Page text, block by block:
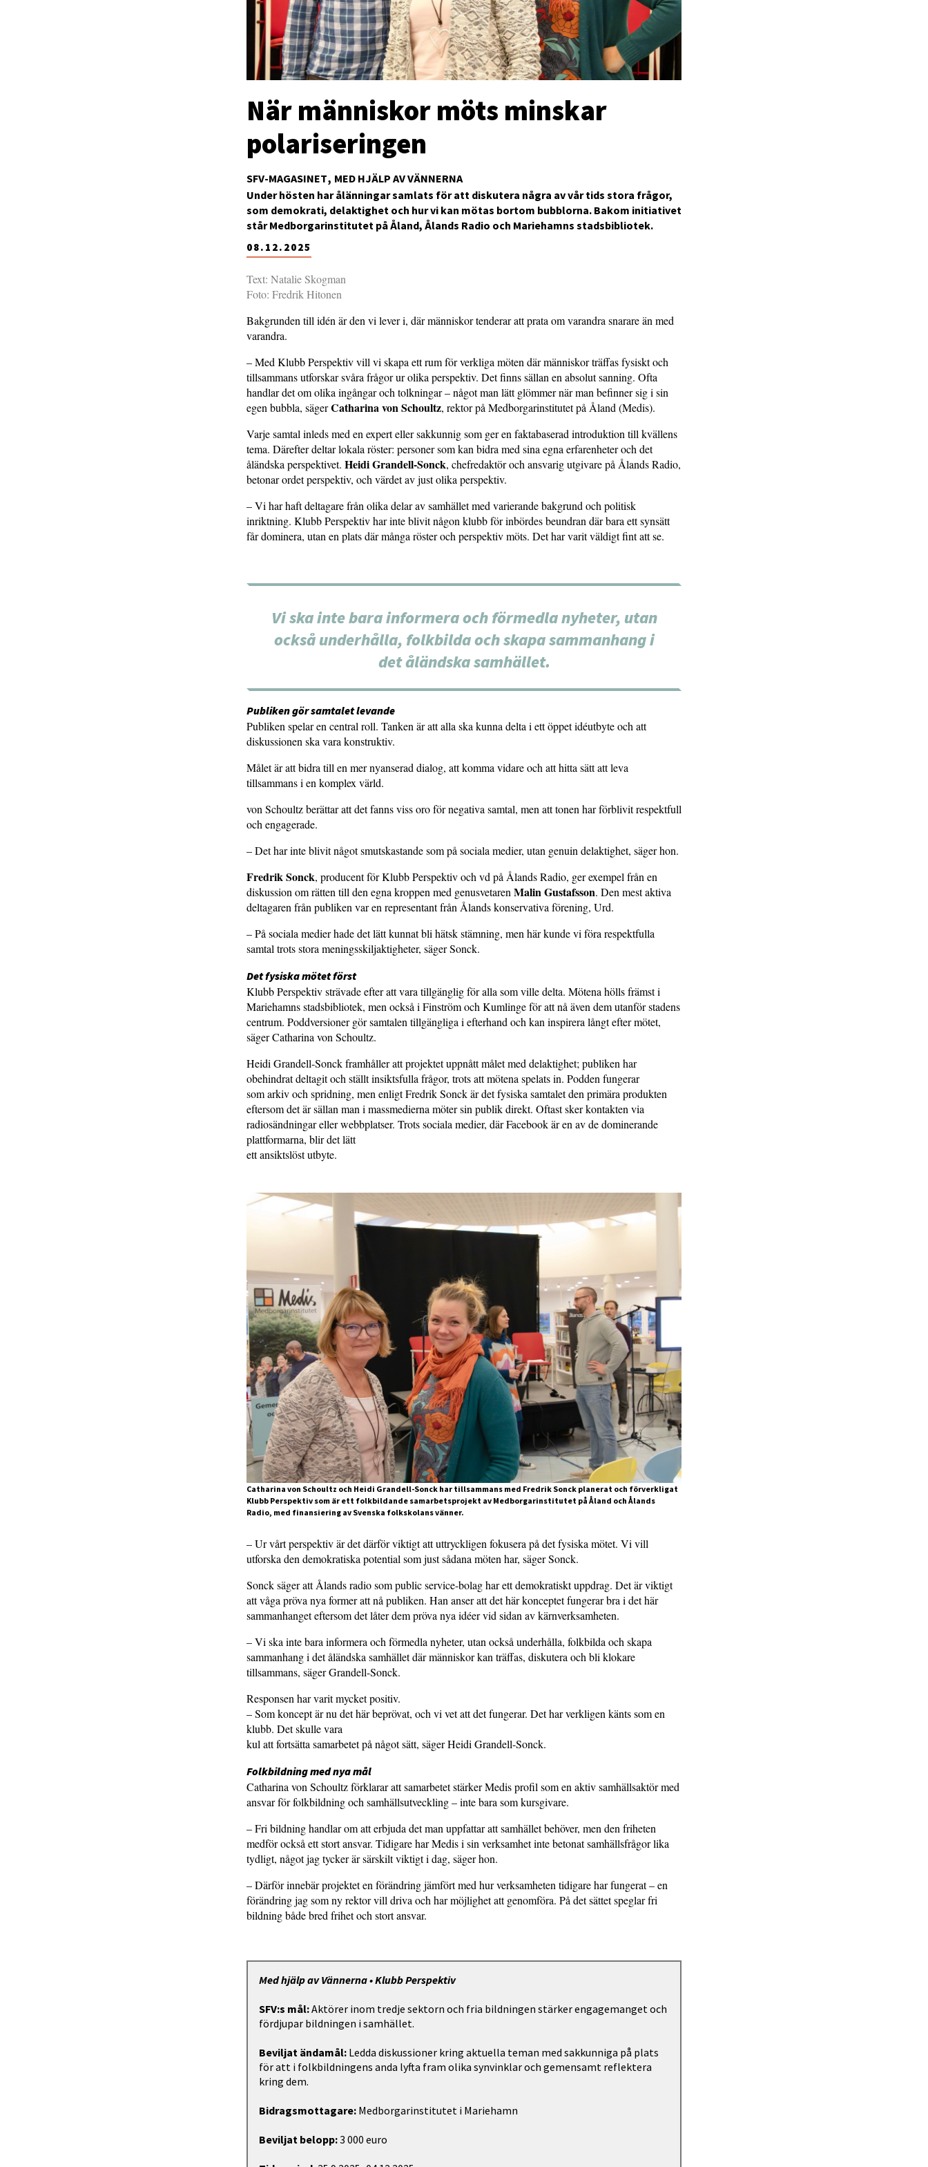
SFV-MAGASINET MED HJÄLP AV VÄNNERNA
När människor möts minskar
polariseringen
08.12.2025
Under hösten har ålänningar samlats för att diskutera några av vår tids stora frågor,
som demokrati, delaktighet och hur vi kan mötas bortom bubblorna. Bakom initiativet
står Medborgarinstitutet på Åland, Ålands Radio och Mariehamns stadsbibliotek.
Text: Natalie Skogman
Foto: Fredrik Hitonen
Bakgrunden till idén är den vi lever i, där människor tenderar att prata om varandra snarare än med
varandra.
– Med Klubb Perspektiv vill vi skapa ett rum för verkliga möten där människor träffas fysiskt och
tillsammans utforskar svåra frågor ur olika perspektiv. Det finns sällan en absolut sanning. Ofta
handlar det om olika ingångar och tolkningar – något man lätt glömmer när man befinner sig i sin
egen bubbla, sägerCatharina von Schoultz, rektor på Medborgarinstitutet på Åland (Medis).
Varje samtal inleds med en expert eller sakkunnig som ger en faktabaserad introduktion till kvällens
tema. Därefter deltar lokala röster: personer som kan bidra med sina egna erfarenheter och det
åländska perspektivet. Heidi Grandell-Sonck, chefredaktör och ansvarig utgivare på Ålands Radio,
betonar ordet perspektiv, och värdet av just olika perspektiv.
– Vi har haft deltagare från olika delar av samhället med varierande bakgrund och politisk
inriktning. Klubb Perspektiv har inte blivit någon klubb för inbördes beundran där bara ett synsätt
får dominera, utan en plats där många röster och perspektiv möts. Det har varit väldigt fint att se.
Vi ska inte bara informera och förmedla nyheter, utan
också underhålla, folkbilda och skapa sammanhang i
det åländska samhället.
Publiken gör samtalet levande
Publiken spelar en central roll. Tanken är att alla ska kunna delta i ett öppet idéutbyte och att
diskussionen ska vara konstruktiv.
Målet är att bidra till en mer nyanserad dialog, att komma vidare och att hitta sätt att leva
tillsammans i en komplex värld.
von Schoultz berättar att det fanns viss oro för negativa samtal, men att tonen har förblivit respektfull
och engagerade.
– Det har inte blivit något smutskastande som på sociala medier, utan genuin delaktighet, säger hon.
Fredrik Sonck, producent för Klubb Perspektiv och vd på Ålands Radio, ger exempel från en
diskussion om rätten till den egna kroppen med genusvetaren Malin Gustafsson. Den mest aktiva
deltagaren från publiken var en representant från Ålands konservativa förening, Urd.
– På sociala medier hade det lätt kunnat bli hätsk stämning, men här kunde vi föra respektfulla
samtal trots stora meningsskiljaktigheter, säger Sonck.
Det fysiska mötet först
Klubb Perspektiv strävade efter att vara tillgänglig för alla som ville delta. Mötena hölls främst i
Mariehamns stadsbibliotek, men också i Finström och Kumlinge för att nå även dem utanför stadens
centrum. Poddversioner gör samtalen tillgängliga i efterhand och kan inspirera långt efter mötet,
säger Catharina von Schoultz.
Heidi Grandell-Sonck framhåller att projektet uppnått målet med delaktighet; publiken har
obehindrat deltagit och ställt insiktsfulla frågor, trots att mötena spelats in. Podden fungerar
som arkiv och spridning, men enligt Fredrik Sonck är det fysiska samtalet den primära produkten
eftersom det är sällan man i massmedierna möter sin publik direkt. Oftast sker kontakten via
radiosändningar eller webbplatser. Trots sociala medier, där Facebook är en av de dominerande
plattformarna, blir det lätt
ett ansiktslöst utbyte.
Catharina von Schoultz och Heidi Grandell-Sonck har tillsammans med Fredrik Sonck planerat och förverkligat
Klubb Perspektiv som är ett folkbildande samarbetsprojekt av Medborgarinstitutet på Åland och Ålands
Radio, med finansiering av Svenska folkskolans vänner.
– Ur vårt perspektiv är det därför viktigt att uttryckligen fokusera på det fysiska mötet. Vi vill
utforska den demokratiska potential som just sådana möten har, säger Sonck.
Sonck säger att Ålands radio som public service-bolag har ett demokratiskt uppdrag. Det är viktigt
att våga pröva nya former att nå publiken. Han anser att det här konceptet fungerar bra i det här
sammanhanget eftersom det låter dem pröva nya idéer vid sidan av kärnverksamheten.
– Vi ska inte bara informera och förmedla nyheter, utan också underhålla, folkbilda och skapa
sammanhang i det åländska samhället där människor kan träffas, diskutera och bli klokare
tillsammans, säger Grandell-Sonck.
Responsen har varit mycket positiv.
– Som koncept är nu det här beprövat, och vi vet att det fungerar. Det har verkligen känts som en
klubb. Det skulle vara
kul att fortsätta samarbetet på något sätt, säger Heidi Grandell-Sonck.
Folkbildning med nya mål
Catharina von Schoultz förklarar att samarbetet stärker Medis profil som en aktiv samhällsaktör med
ansvar för folkbildning och samhällsutveckling – inte bara som kursgivare.
– Fri bildning handlar om att erbjuda det man uppfattar att samhället behöver, men den friheten
medför också ett stort ansvar. Tidigare har Medis i sin verksamhet inte betonat samhällsfrågor lika
tydligt, något jag tycker är särskilt viktigt i dag, säger hon.
– Därför innebär projektet en förändring jämfört med hur verksamheten tidigare har fungerat – en
förändring jag som ny rektor vill driva och har möjlighet att genomföra. På det sättet speglar fri
bildning både bred frihet och stort ansvar.
Med hjälp av Vännerna • Klubb Perspektiv
SFV:s mål:Aktörer inom tredje sektorn och fria bildningen stärker engagemanget och
fördjupar bildningen i samhället.
Beviljat ändamål: Ledda diskussioner kring aktuella teman med sakkunniga på plats
för att i folkbildningens anda lyfta fram olika synvinklar och gemensamt reflektera
kring dem.
Bidragsmottagare: Medborgarinstitutet i Mariehamn
Beviljat belopp:3 000 euro